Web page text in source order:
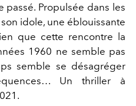
passé. Propulsée dans les
idole, une éblouissante
que cette rencontre la
1960 ne semble pas
semble se désagréger
Un thriller à